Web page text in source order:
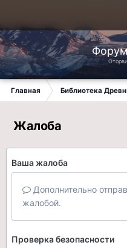
Главная Библиотека
Жалоба
Ваша жалоба
Дополнительно
жалобой.
Проверка безопасности